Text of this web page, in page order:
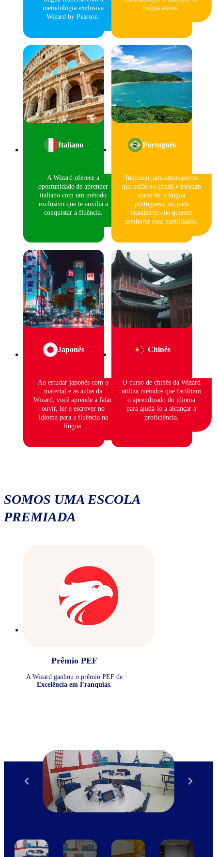
metodologia exclusiva
Wizard by Pearson.
língua alemã.
Italiano
A Wizard oferece a
oportunidade de aprender
italiano com um método
exclusivo que te auxilia a
conquistar a fluência.
Português
Indicado para estrangeiros
que estão no Brasil e buscam
aprender a língua
portuguesa, ou para
brasileiros que querem
melhorar suas habilidades.
Japonês
Ao estudar japonês com o
material e as aulas da
Wizard, você aprende a falar,
ouvir, ler e escrever no
idioma para a fluência na
língua.
Chinês
O curso de chinês da Wizard
utiliza métodos que facilitam
o aprendizado do idioma
para ajudá-lo a alcançar a
proficiência.
SOMOS UMA ESCOLA
PREMIADA
Prêmio PEF
A Wizard ganhou o prêmio PEF de
Excelência em Franquias.